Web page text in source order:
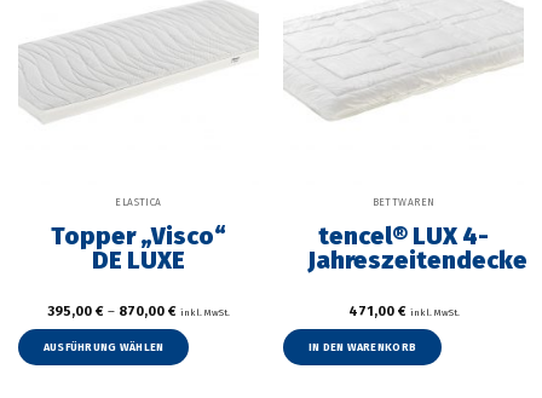
gewählt
gewählt
ELASTICA
Topper „Visco“
DE LUXE
395,00 € – 870,00 € inkl. MwSt.
AUSFÜHRUNG WÄHLEN
BETTWAREN
tencel® LUX 4-
Jahreszeitendecke
471,00 € inkl. MwSt.
IN DEN WARENKORB